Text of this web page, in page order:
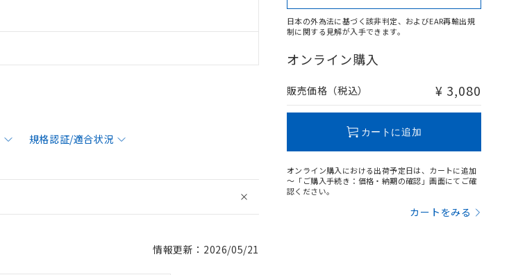
規格認証/適合状況
情報更新：2026/05/21
日本の外為法に基づく該非判定、およびEAR再輸出規
制に関する見解が入手できます。
オンライン購入
販売価格（税込） ¥ 3,080
カートに追加
オンライン購入における出荷予定日は、カートに追加
～「ご購入手続き：価格・納期の確認」画面にてご確
認ください。
カートをみる